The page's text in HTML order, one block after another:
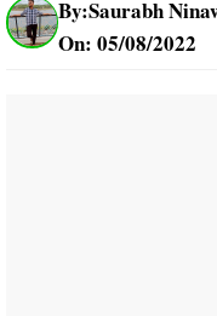
By:Saurabh
On: 05/08/2022